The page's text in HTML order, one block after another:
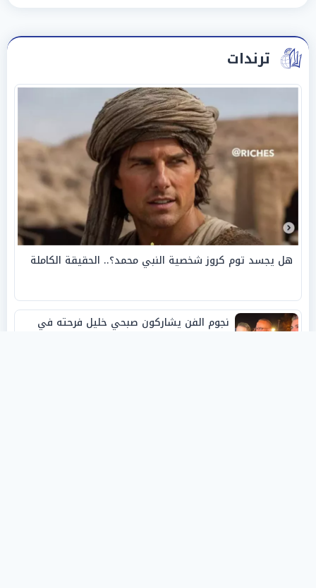
ترندات
هل يجسد توم كروز شخصية النبي محمد؟.. الحقيقة الكاملة
نجوم الفن يشاركون صبحي خليل فرحته في